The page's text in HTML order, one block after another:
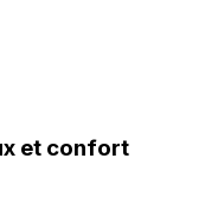
et confort
sont en processus de